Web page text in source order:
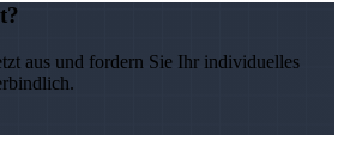
aus und fordern Sie Ihr individuelles